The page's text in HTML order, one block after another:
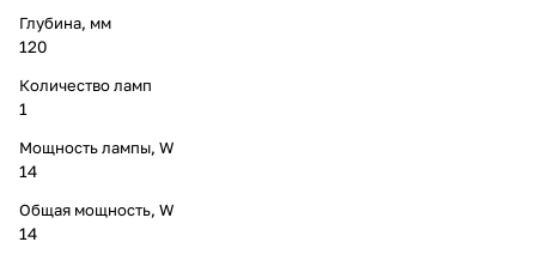
Глубина, мм
120
Количество ламп
1
Мощность лампы, W
14
Общая мощность, W
14